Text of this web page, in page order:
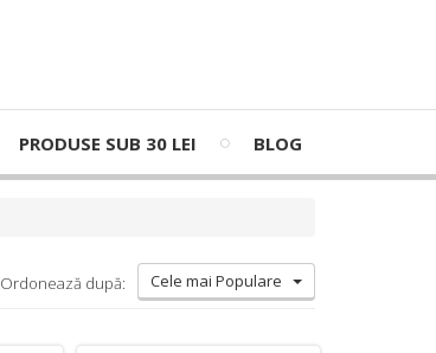
PRODUSE SUB 30 LEI BLOG
Cele mai Populare
Ordonează după: